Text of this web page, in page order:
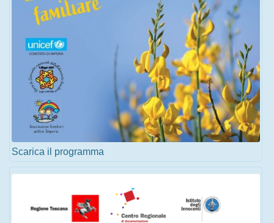
Scarica il programma